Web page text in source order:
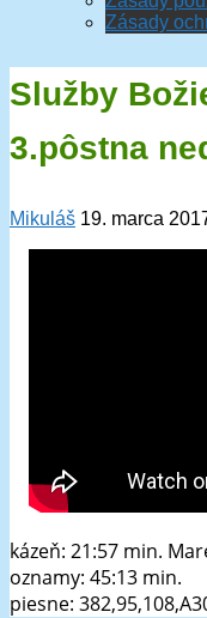
Zásady
Služby
3.pôstna
Mikuláš 19. marca
kázeň: 21:57 min.
oznamy: 45:13 min.
piesne: